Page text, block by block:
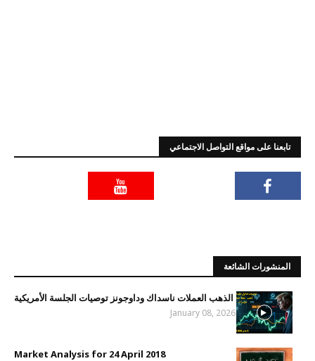
تابعنا على مواقع التواصل الاجتماعي
المنشورات الشائعة
الذهب العملات ناسداك وداوجونز توصيات الجلسة الأمريكية
January 08, 2026
Market Analysis for 24 April 2018